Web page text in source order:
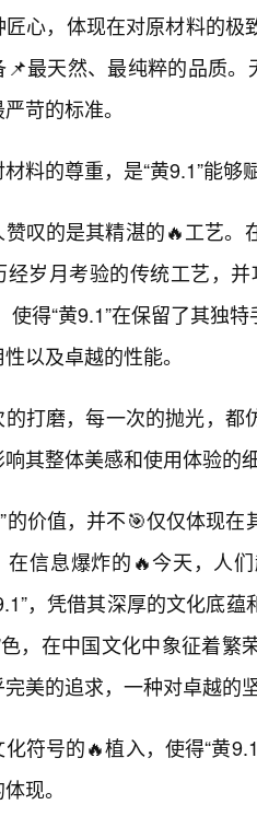
心，体现在对原材料的
📌最天然、最纯粹的品质
苛的标准。
料的尊重，是“黄9.1”能
赞叹的是其精湛的🔥工艺。
经岁月考验的传统工艺，
使得“黄9.1”在保留了其独
以及卓越的性能。
的打磨，每一次的抛光，都
其整体美感和使用体验的
的价值，并不🎯仅仅体现
在信息爆炸的🔥今天，人
，凭借其深厚的文化底
色，在中国文化中象征着繁
美的追求，一种对卓越的
符号的🔥植入，使得“黄
现。